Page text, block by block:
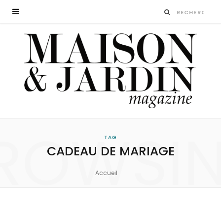
TAG
CADEAU DE MARIAGE
Accueil